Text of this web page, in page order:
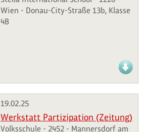
Wien - Donau-City-Straße 13b, Klasse
4B
19.02.25
Werkstatt Partizipation (Zeitung)
Volksschule - 2452 - Mannersdorf am